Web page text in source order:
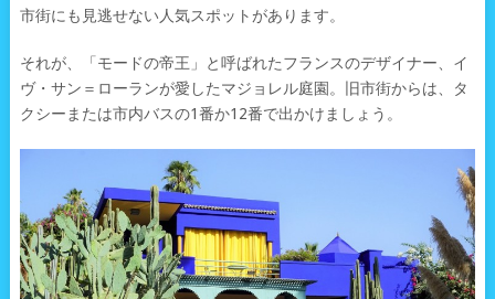
市街にも見逃せない人気スポットがあります。
それが、「モードの帝王」と呼ばれたフランスのデザイナー、イ
ヴ・サン＝ローランが愛したマジョレル庭園。旧市街からは、タ
クシーまたは市内バスの1番か12番で出かけましょう。